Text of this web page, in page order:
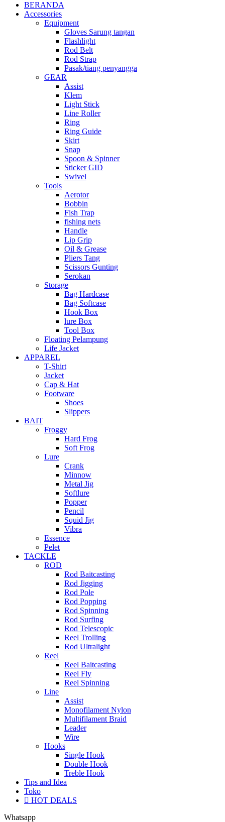
BERANDA
Accessories
Equipment
Gloves Sarung tangan
Flashlight
Rod Belt
Rod Strap
Pasak/tiang penyangga
GEAR
Assist
Klem
Light Stick
Line Roller
Ring
Ring Guide
Skirt
Snap
Spoon & Spinner
Sticker GID
Swivel
Tools
Aerotor
Bobbin
Fish Trap
fishing nets
Handle
Lip Grip
Oil & Grease
Pliers Tang
Scissors Gunting
Serokan
Storage
Bag Hardcase
Bag Softcase
Hook Box
lure Box
Tool Box
Floating Pelampung
Life Jacket
APPAREL
T-Shirt
Jacket
Cap & Hat
Footware
Shoes
Slippers
BAIT
Froggy
Hard Frog
Soft Frog
Lure
Crank
Minnow
Metal Jig
Softlure
Popper
Pencil
Squid Jig
Vibra
Essence
Pelet
TACKLE
ROD
Rod Baitcasting
Rod Jigging
Rod Pole
Rod Popping
Rod Spinning
Rod Surfing
Rod Telescopic
Reel Trolling
Rod Ultralight
Reel
Reel Baitcasting
Reel Fly
Reel Spinning
Line
Assist
Monofilament Nylon
Multifilament Braid
Leader
Wire
Hooks
Single Hook
Double Hook
Treble Hook
Tips and Idea
Toko
HOT DEALS
Whatsapp